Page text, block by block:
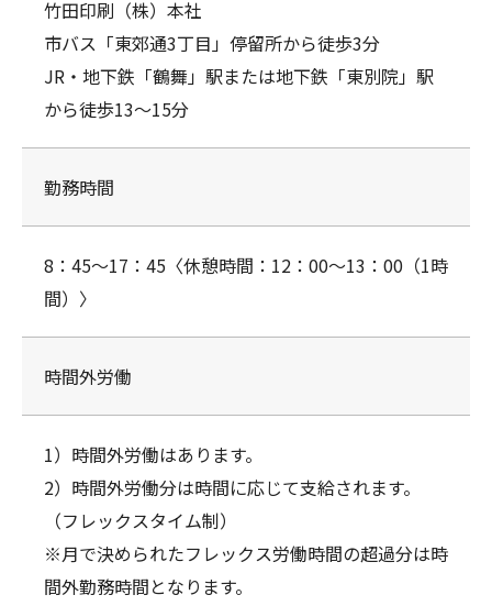
竹田印刷（株）本社
市バス「東郊通3丁目」停留所から徒歩3分
JR・地下鉄「鶴舞」駅または地下鉄「東別院」駅
から徒歩13～15分
勤務時間
8：45～17：45〈休憩時間：12：00～13：00（1時
間）〉
時間外労働
1）時間外労働はあります。
2）時間外労働分は時間に応じて支給されます。
（フレックスタイム制）
※月で決められたフレックス労働時間の超過分は時
間外勤務時間となります。